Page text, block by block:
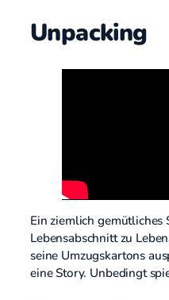
Unpacking
Ein ziemlich gemütliches
Lebensabschnitt zu
seine Umzugskartons
eine Story. Unbedingt